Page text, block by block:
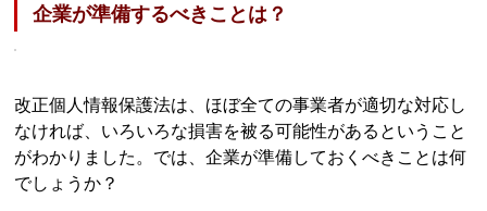
企業が準備するべきことは？
改正個人情報保護法は、ほぼ全ての事業者が適切な対応し
なければ、いろいろな損害を被る可能性があるということ
がわかりました。では、企業が準備しておくべきことは何
でしょうか？